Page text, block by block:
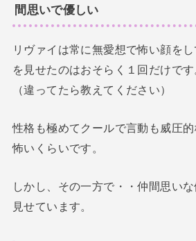
間思いで優しい
リヴァイは常に無愛想で怖い顔を
を見せたのはおそらく１回だけです
（違ってたら教えてください）
性格も極めてクールで言動も威圧
怖いくらいです。
しかし、その一方で・・仲間思い
見せています。